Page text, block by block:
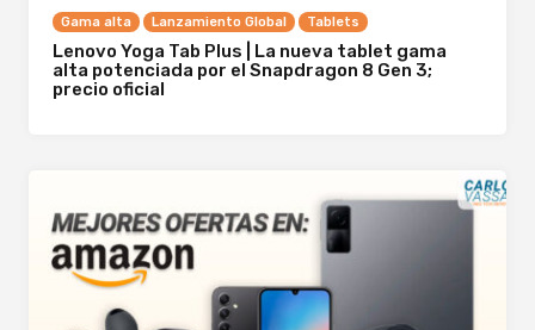
Gama alta Lanzamiento Global Tablets
Lenovo Yoga Tab Plus | La nueva tablet gama
alta potenciada por el Snapdragon 8 Gen 3;
precio oficial